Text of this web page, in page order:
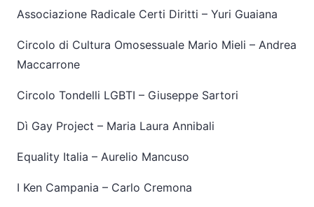
Associazione Radicale Certi Diritti – Yuri Guaiana
Circolo di Cultura Omosessuale Mario Mieli – Andrea
Maccarrone
Circolo Tondelli LGBTI – Giuseppe Sartori
Dì Gay Project – Maria Laura Annibali
Equality Italia – Aurelio Mancuso
I Ken Campania – Carlo Cremona